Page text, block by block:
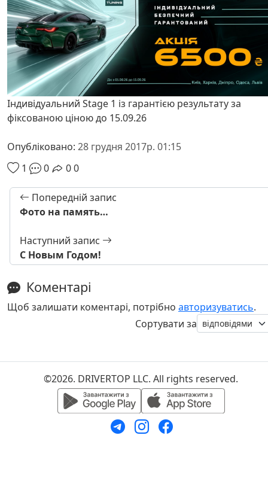
Індивідуальний Stage 1 із гарантією результату за
фіксованою ціною до 15.09.26
Опубліковано: 28 грудня 2017р. 01:15
1
0 00
Попередній запис
Фото на память…
Наступний запис
С Новым Годом!
Коментарі
Щоб залишати коментарі, потрібно авторизуватись.
Сортувати за
©2026. DRIVERTOP LLC. All rights reserved.